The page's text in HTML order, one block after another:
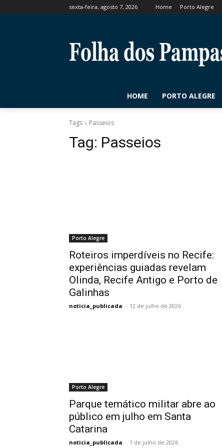
sexta-feira, agosto 7, 2026 Home Porto Alegre
HOME PORTO ALEGRE
Tags Passeios
Tag: Passeios
Porto Alegre
Roteiros imperdíveis no Recife:
experiências guiadas revelam
Olinda, Recife Antigo e Porto de
Galinhas
noticia_publicada - 12 de julho de 2026
Porto Alegre
Parque temático militar abre ao
público em julho em Santa
Catarina
noticia_publicada - 1 de julho de 2026